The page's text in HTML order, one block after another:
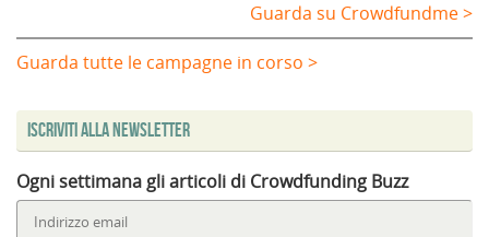
Guarda su Crowdfundme >
Guarda tutte le campagne in corso >
Iscriviti alla Newsletter
Ogni settimana gli articoli di Crowdfunding Buzz